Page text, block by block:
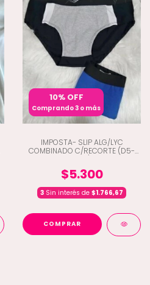
10% OFF
Comprando 3 o más
IMPOSTA- SLIP ALG/LYC
COMBINADO C/RECORTE (D5-
$5.300
3 Sin interés de $1.766,67
COMPRAR